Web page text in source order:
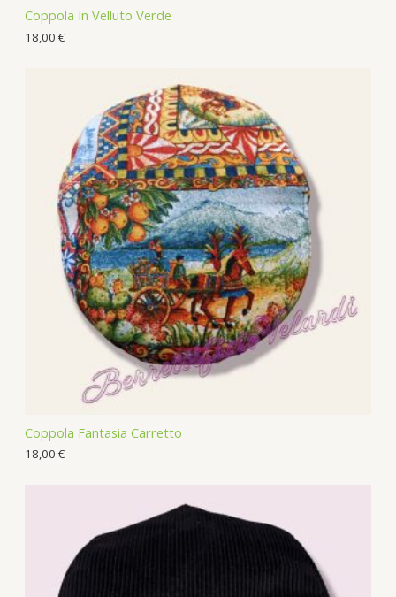
Coppola In Velluto Verde
18,00 €
Coppola Fantasia Carretto
18,00 €